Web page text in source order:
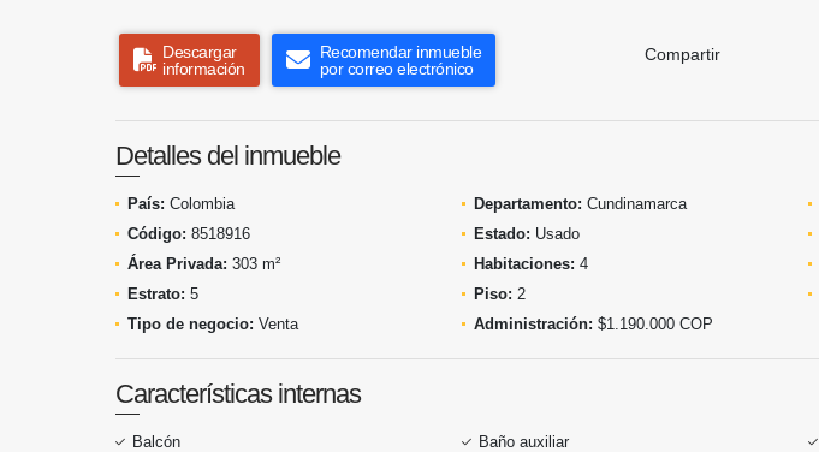
Descargar
información
Recomendar inmueble
por correo electrónico
Compartir
Detalles del inmueble
País: Colombia Departamento: Cundinamarca
Código: 8518916 Estado: Usado
Área Privada: 303 m² Habitaciones: 4
Estrato: 5 Piso: 2
Tipo de negocio: Venta Administración: $1.190.000 COP
Características internas
Balcón Baño auxiliar